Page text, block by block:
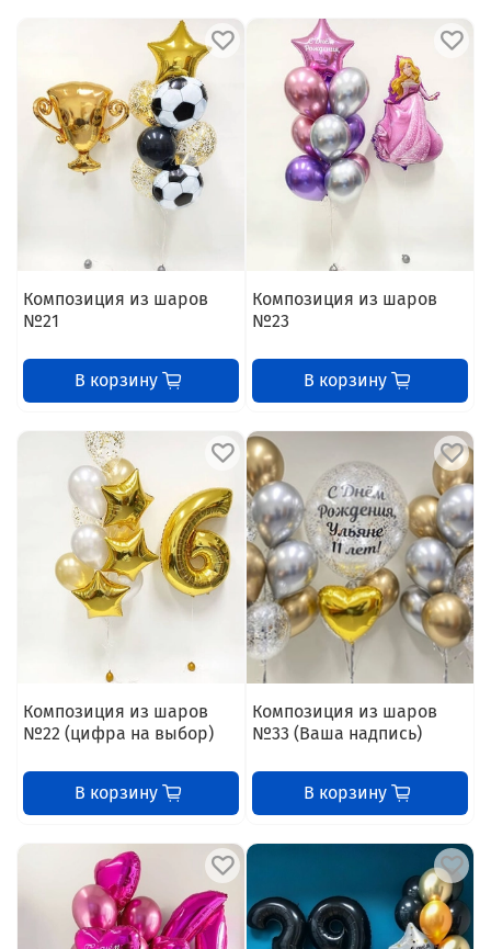
Композиция из шаров
№21
В корзину
Композиция из шаров
№23
В корзину
Композиция из шаров
№22 (цифра на выбор)
В корзину
Композиция из шаров
№33 (Ваша надпись)
В корзину